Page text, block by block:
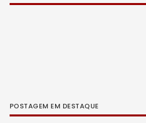
POSTAGEM EM DESTAQUE